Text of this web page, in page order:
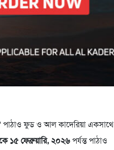
পাঠাও ফুড ও আল কাদেরিয়া একসাথে
১৫ ফেব্রুয়ারি, ২০২৬পর্যন্ত পাঠাও